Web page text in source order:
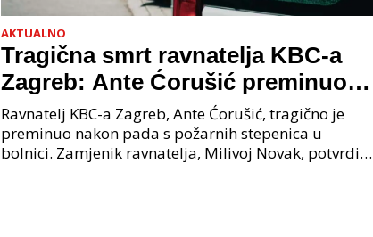
AKTUALNO
Tragična smrt ravnatelja KBC-a
Zagreb: Ante Ćorušić preminuo
nakon pada u bolnici, policija na
mjestu događaja
Ravnatelj KBC-a Zagreb, Ante Ćorušić, tragično je
preminuo nakon pada s požarnih stepenica u
bolnici. Zamjenik ravnatelja, Milivoj Novak, potvrdio